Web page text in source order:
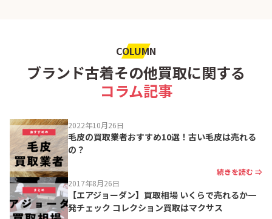
COLUMN
ブランド古着その他買取に関する
コラム記事
2022年10月26日
毛皮の買取業者おすすめ10選！古い毛皮は売れる
の？
続きを読む ⇒
2017年8月26日
【エアジョーダン】買取相場 いくらで売れるか一
発チェック コレクション買取はマクサス